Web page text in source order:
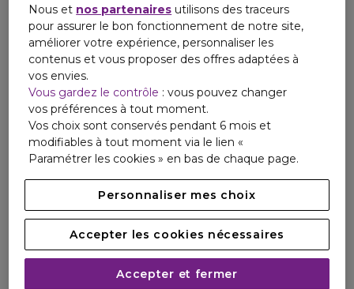
Nous et nos partenaires utilisons des traceurs
pour assurer le bon fonctionnement de notre site,
améliorer votre expérience, personnaliser les
contenus et vous proposer des offres adaptées à
vos envies.
Vous gardez le contrôle : vous pouvez changer
vos préférences à tout moment.
Vos choix sont conservés pendant 6 mois et
modifiables à tout moment via le lien «
Paramétrer les cookies » en bas de chaque page.
Personnaliser mes choix
Accepter les cookies nécessaires
Accepter et fermer